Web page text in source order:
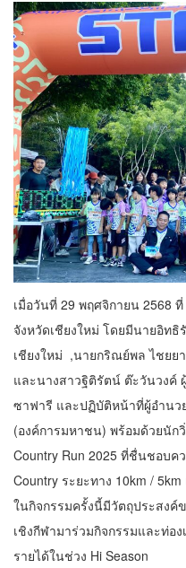
เมื่อวันที่ 29 พฤศจิกายน 2568
จังหวัดเชียงใหม่ โดยมีนายอิท
เชียงใหม่ ,นายกริณย์พล ไชยย
และนางสาวฐิติรัตน์ ต๊ะวันวงค์
ซาฟารี และปฏิบัติหน้าที่ผู้อำนว
(องค์การมหาชน) พร้อมด้วยนัก
Country Run 2025 ที่ชื่นชอบค
Country ระยะทาง 10km /
ในกิจกรรมครั้งนี้มีวัตถุประสงค์
เชิงกีฬามาร่วมกิจกรรมและท่อง
รายได้ในช่วง Hi Season